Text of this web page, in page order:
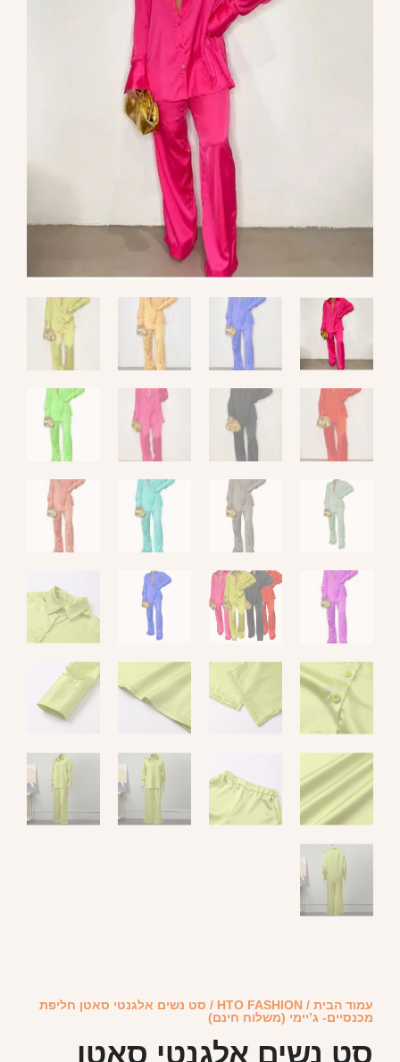
עמוד הבית /
HTO FASHION / סט נשים אלגנטי סאטן חליפת
מכנסיים- ג’יימי (משלוח חינם)
סט נשים אלגנטי סאטן